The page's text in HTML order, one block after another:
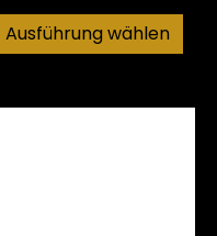
Ausführung wählen